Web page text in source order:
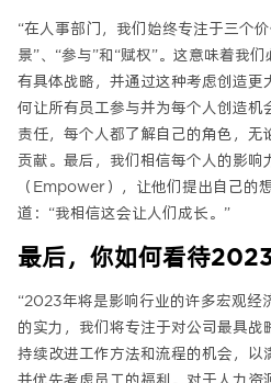
“在人事部门，我们始终专注于三个
景”、“参与”和“赋权”。这意味着我
有具体战略，并通过这种考虑创造更
何让所有员工参与并为每个人创造机
责任，每个人都了解自己的角色，无
贡献。最后，我们相信每个人的影响
（Empower），让他们提出自己的
道：“我相信这会让人们成长。”
最后，你如何看待2023
“2023年将是影响行业的许多宏观经
的实力，我们将专注于对公司最具
持续改进工作方法和流程的机会，以